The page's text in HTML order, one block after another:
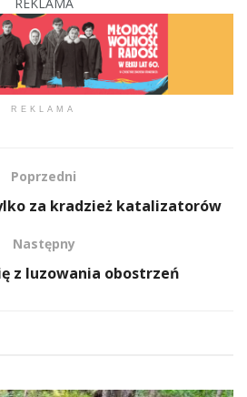
REKLAMA
Poprzedni
za kradzież katalizatorów
Następny
z luzowania obostrzeń